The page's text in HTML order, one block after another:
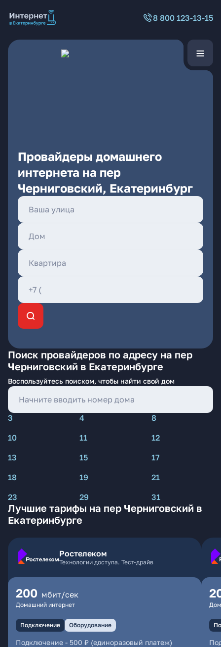
8 800 123-13-15
Провайдеры домашнего
интернета на пер
Черниговский, Екатеринбург
Поиск провайдеров по адресу на пер
Черниговский в Екатеринбурге
Воспользуйтесь поиском, чтобы найти свой дом
3 4
8
10
11
12
13
15
17
18
19
21
23
29 31
Лучшие тарифы на пер Черниговский в
Екатеринбурге
Ростелеком
Технологии доступа. Тест-драйв
200 мбит/сек
Домашний интернет
Подключение Оборудование
Подключение - 500 ₽ (единоразовый платеж)